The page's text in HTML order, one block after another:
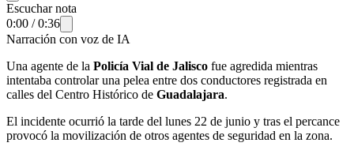
Escuchar nota
0:00 /0:36
Narración con voz de IA
Una agente de la Policía Vial de Jalisco fue agredida mientras
intentaba controlar una pelea entre dos conductores registrada en
calles del Centro Histórico de Guadalajara.
El incidente ocurrió la tarde del lunes 22 de junio y tras el percance
provocó la movilización de otros agentes de seguridad en la zona.